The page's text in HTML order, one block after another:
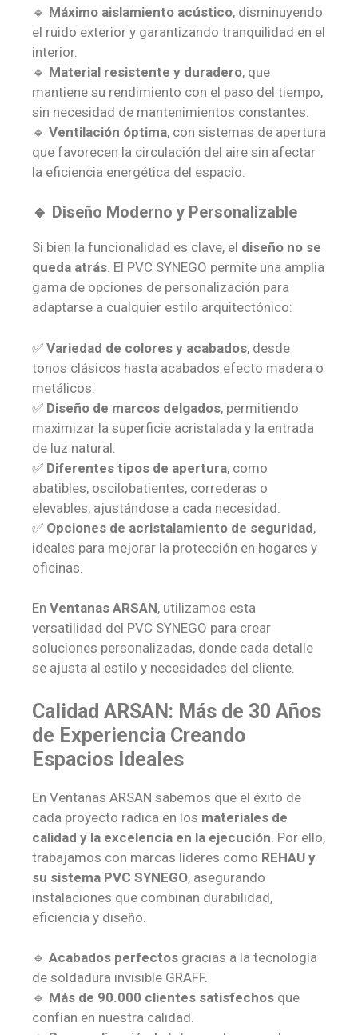
🔹 Máximo aislamiento acústico, disminuyendo
el ruido exterior y garantizando tranquilidad en el
interior.
🔹 Material resistente y duradero, que
mantiene su rendimiento con el paso del tiempo,
sin necesidad de mantenimientos constantes.
🔹 Ventilación óptima, con sistemas de apertura
que favorecen la circulación del aire sin afectar
la eficiencia energética del espacio.
🔹 Diseño Moderno y Personalizable
Si bien la funcionalidad es clave, el diseño no se
queda atrás. El PVC SYNEGO permite una amplia
gama de opciones de personalización para
adaptarse a cualquier estilo arquitectónico:
✅ Variedad de colores y acabados, desde
tonos clásicos hasta acabados efecto madera o
metálicos.
✅ Diseño de marcos delgados, permitiendo
maximizar la superficie acristalada y la entrada
de luz natural.
✅ Diferentes tipos de apertura, como
abatibles, oscilobatientes, correderas o
elevables, ajustándose a cada necesidad.
✅ Opciones de acristalamiento de seguridad,
ideales para mejorar la protección en hogares y
oficinas.
En Ventanas ARSAN, utilizamos esta
versatilidad del PVC SYNEGO para crear
soluciones personalizadas, donde cada detalle
se ajusta al estilo y necesidades del cliente.
Calidad ARSAN: Más de 30 Años
de Experiencia Creando
Espacios Ideales
En Ventanas ARSAN sabemos que el éxito de
cada proyecto radica en los materiales de
calidad y la excelencia en la ejecución . Por ello,
trabajamos con marcas líderes como REHAU y
su sistema PVC SYNEGO, asegurando
instalaciones que combinan durabilidad,
eficiencia y diseño.
🔹 Acabados perfectos gracias a la tecnología
de soldadura invisible GRAFF.
🔹 Más de 90.000 clientes satisfechos que
confían en nuestra calidad.